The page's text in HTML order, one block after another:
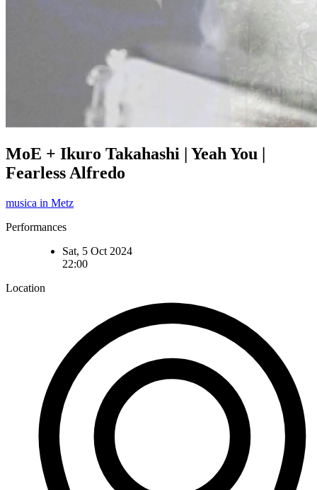
MoE + Ikuro Takahashi | Yeah You |
Fearless Alfredo
musica in Metz
Performances
Sat, 5 Oct 2024
22:00
Location